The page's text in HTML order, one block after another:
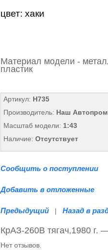
цвет: хаки
Материал модели -
пластик
Артикул: H735
Производитель: Наш Автопром
Масштаб модели: 1:43
Наличие: Отсутствует
Сообщить о поступлении
Добавить в отложенные
Предыдущий | Назад в
КрАЗ-260В тягач,1980 г.
Нет отзывов.